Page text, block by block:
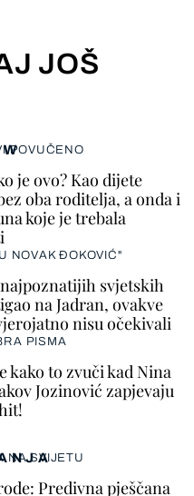
JOŠ
POVUČENO
je ovo? Kao dijete
oba roditelja, a onda i
koje je trebala
NOVAK ĐOKOVIĆ"
najpoznatijih svjetskih
na Jadran, ovakve
nisu očekivali
PISMA
kako to zvuči kad Nina
Jozinović zapjevaju
NA SVIJETU
Predivna pješčana